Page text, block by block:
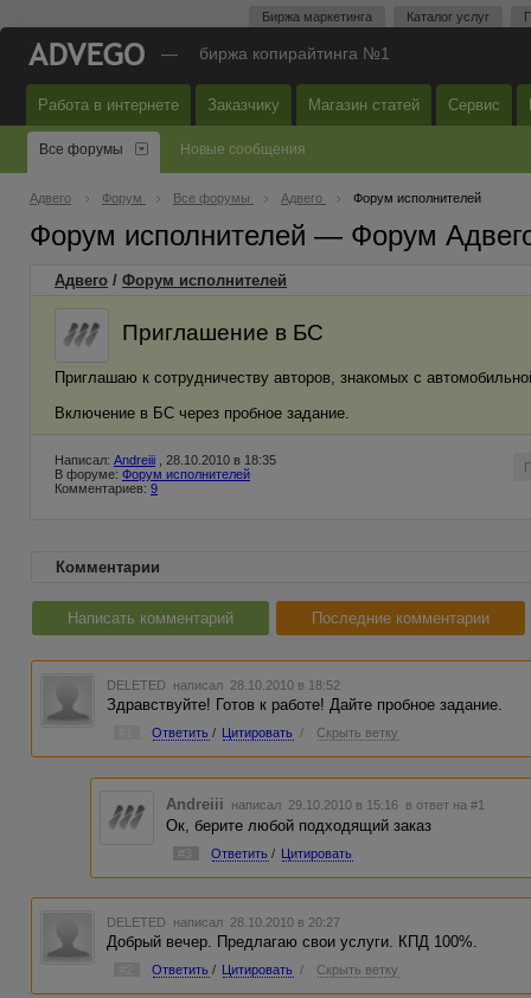
Биржа маркетинга Каталог услуг
— биржа копирайтинга №1
Работа в интернете Заказчику Магазин статей Сервис
Все форумы Новые сообщения
Адвего Форум Все форумы Адвего Форум исполнителей
Форум исполнителей — Форум
Адвего / Форум исполнителей
Приглашение в БС
Приглашаю к сотрудничеству авторов, знакомых с
Включение в БС через пробное задание.
Написал: Andreiii , 28.10.2010 в 18:35
В форуме: Форум исполнителей
Комментариев: 9
Комментарии
Написать комментарий Последние комментарии
DELETED написал 28.10.2010 в 18:52
Здравствуйте! Готов к работе! Дайте пробное задание.
Ответить / Цитировать / Скрыть ветку
Andreiii написал 29.10.2010 в 15:16 в ответ на #1
Ок, берите любой подходящий заказ
#3 Ответить / Цитировать
DELETED написал 28.10.2010 в 20:27
Добрый вечер. Предлагаю свои услуги. КПД 100%.
Ответить / Цитировать / Скрыть ветку